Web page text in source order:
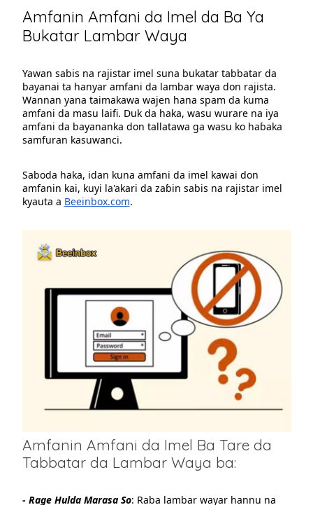
Amfanin Amfani da Imel da Ba Ya
Bukatar Lambar Waya
Yawan sabis na rajistar imel suna bukatar tabbatar da
bayanai ta hanyar amfani da lambar waya don rajista.
Wannan yana taimakawa wajen hana spam da kuma
amfani da masu laifi. Duk da haka, wasu wurare na iya
amfani da bayananka don tallatawa ga wasu ko haɓaka
samfuran kasuwanci.
Saboda haka, idan kuna amfani da imel kawai don
amfanin kai, kuyi la'akari da zaɓin sabis na rajistar imel
kyauta a Beeinbox.com.
Amfanin Amfani da Imel Ba Tare da
Tabbatar da Lambar Waya ba:
- Rage Hulda Marasa So: Raba lambar wayar hannu na